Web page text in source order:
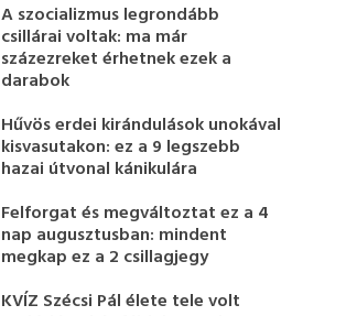
A szocializmus legrondább
csillárai voltak: ma már
százezreket érhetnek ezek a
darabok
Hűvös erdei kirándulások unokával
kisvasutakon: ez a 9 legszebb
hazai útvonal kánikulára
Felforgat és megváltoztat ez a 4
nap augusztusban: mindent
megkap ez a 2 csillagjegy
KVÍZ Szécsi Pál élete tele volt